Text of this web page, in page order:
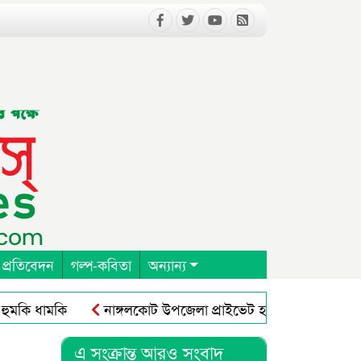
গল্প-কবিতা অন্যান্য
নাঙ্গলকোট উপজেলা প্রাইভেট হসপিটাল ক্লিনিক
এ সংক্রান্ত আরও সংবাদ